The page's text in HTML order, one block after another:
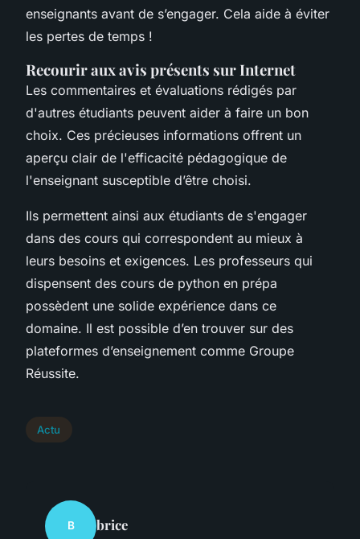
enseignants avant de s’engager. Cela aide à éviter
les pertes de temps !
Recourir aux avis présents sur Internet
Les commentaires et évaluations rédigés par
d'autres étudiants peuvent aider à faire un bon
choix. Ces précieuses informations offrent un
aperçu clair de l'efficacité pédagogique de
l'enseignant susceptible d’être choisi.
Ils permettent ainsi aux étudiants de s'engager
dans des cours qui correspondent au mieux à
leurs besoins et exigences. Les professeurs qui
dispensent des cours de python en prépa
possèdent une solide expérience dans ce
domaine. Il est possible d’en trouver sur des
plateformes d’enseignement comme Groupe
Réussite.
Actu
B brice